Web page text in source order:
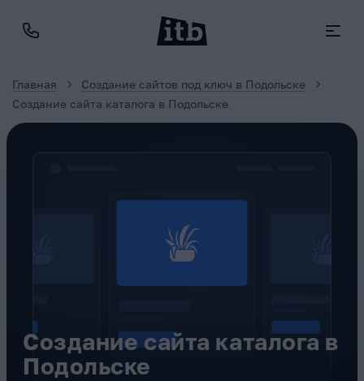
Главная
Создание сайтов под ключ в Подольске
Создание сайта каталога в Подольске
Создание сайта каталога в
Подольске